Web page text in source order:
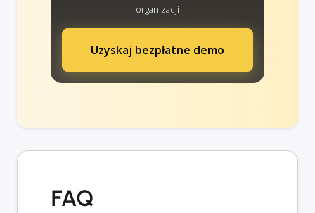
organizacji
Uzyskaj bezpłatne demo
FAQ